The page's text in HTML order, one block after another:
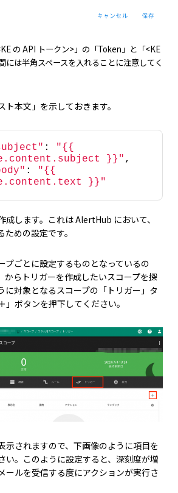
の API トークン>」の「Token」と「<KE
には半角スペースを入れることに注意してく
ト本文」を示しておきます。
:
"{{
}}" ,
:
"{{
}}"
成します。これは AlertHub において、
めの設定です。
プごとに設定するものとなっているの
からトリガーを作成したいスコープを探
に対象となるスコープの「トリガー」タ
」ボタンを押下してください。
示されますので、下画像のように項目を
い。このように設定すると、深刻度が増
ールを受信する度にアクションが実行さ